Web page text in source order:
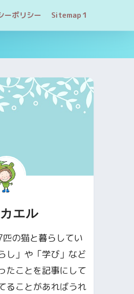
ーポリシー Sitemap１
エル
の猫と暮らしてい
し」や「学び」など
たことを記事にして
ることがあればうれ